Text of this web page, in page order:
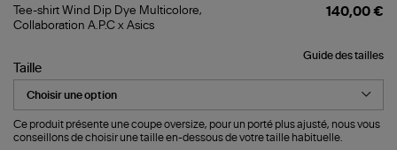
Tee-
shirt
Dye
Multicolore,
Collaboration
x
Asics
Tee-shirt Wind Dip Dye Multicolore,
Collaboration A.P.C x Asics
140,00 €
Guide des tailles
Taille
Ce produit présente une coupe oversize, pour un porté plus ajusté, nous vous
conseillons de choisir une taille en-dessous de votre taille habituelle.